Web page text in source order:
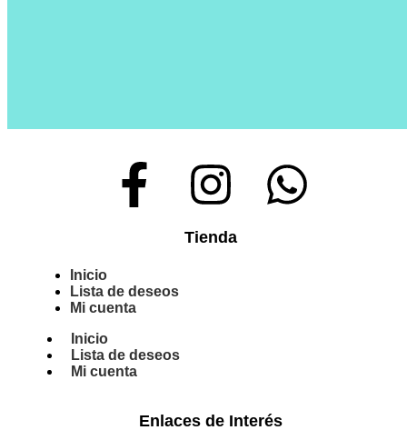
Tienda
Inicio
Lista de deseos
Mi cuenta
Inicio
Lista de deseos
Mi cuenta
Enlaces de Interés